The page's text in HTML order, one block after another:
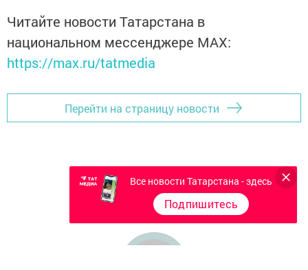
Читайте новости Татарстана в
национальном мессенджере MАХ:
https://max.ru/tatmedia
Перейти на страницу новости
Все новости Татарстана - здесь
Подпишитесь